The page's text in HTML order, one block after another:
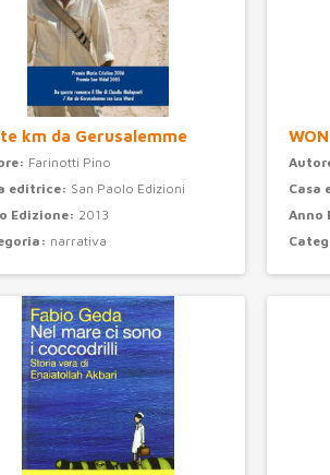
km da Gerusalemme
Farinotti Pino
editrice: San Paolo Edizioni
Edizione: 2013
narrativa
Casa
Anno